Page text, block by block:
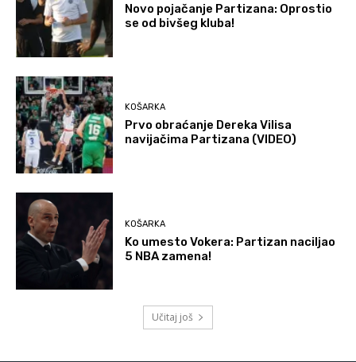
Novo pojačanje Partizana: Oprostio
se od bivšeg kluba!
KOŠARKA
Prvo obraćanje Dereka Vilisa
navijačima Partizana (VIDEO)
KOŠARKA
Ko umesto Vokera: Partizan naciljao
5 NBA zamena!
Učitaj još